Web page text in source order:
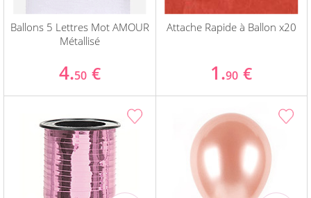
Ballons 5 Lettres Mot AMOUR
Métallisé
4.50 €
Attache Rapide à Ballon x20
1.90 €